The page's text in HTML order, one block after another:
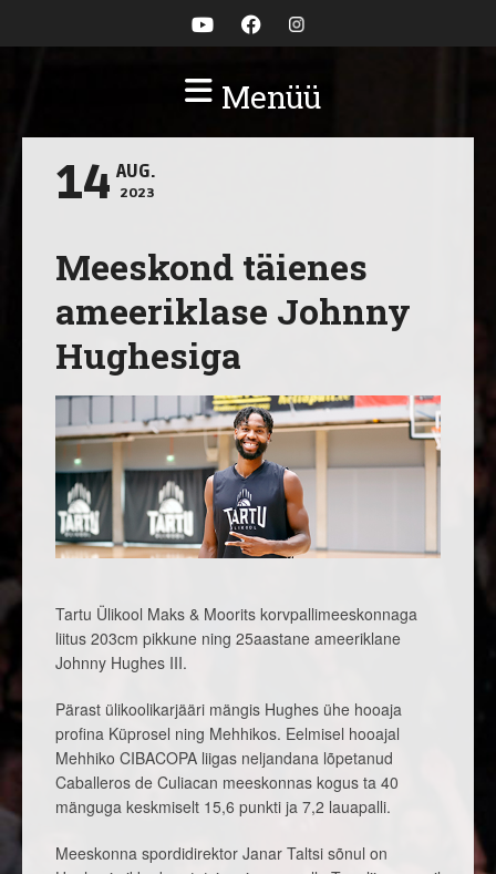
Menüü
14 AUG.
2023
Meeskond täienes
ameeriklase Johnny
Hughesiga
Tartu Ülikool Maks & Moorits korvpallimeeskonnaga
liitus 203cm pikkune ning 25aastane ameeriklane
Johnny Hughes III.
Pärast ülikoolikarjääri mängis Hughes ühe hooaja
profina Küprosel ning Mehhikos. Eelmisel hooajal
Mehhiko CIBACOPA liigas neljandana lõpetanud
Caballeros de Culiacan meeskonnas kogus ta 40
mänguga keskmiselt 15,6 punkti ja 7,2 lauapalli.
Meeskonna spordidirektor Janar Taltsi sõnul on